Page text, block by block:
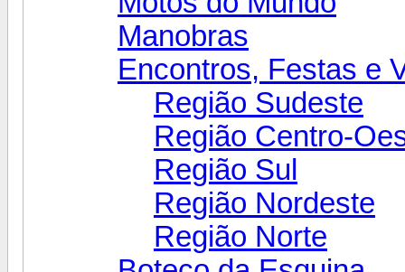
Manobras
Encontros, Festas e
Região Sudeste
Região Centro-
Região Sul
Região Nordeste
Região Norte